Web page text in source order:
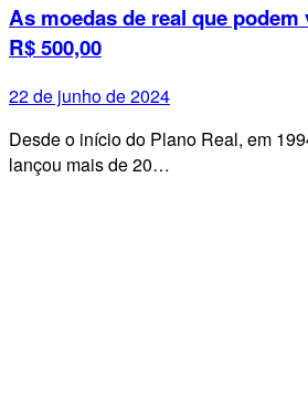
As moedas de real que
R$ 500,00
22 de junho de 2024
Desde o início do Plano Real, em
lançou mais de 20…